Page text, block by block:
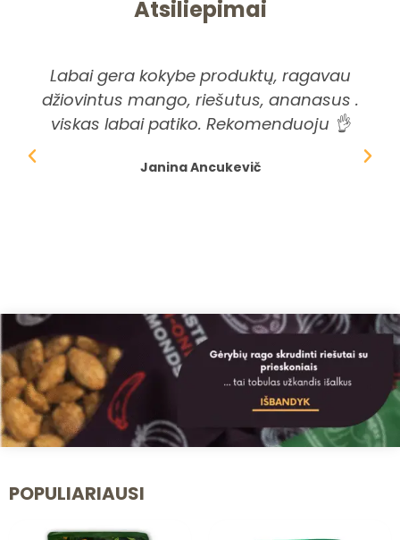
Atsiliepimai
Labai gera kokybe produktų, ragavau
džiovintus mango, riešutus, ananasus .
viskas labai patiko. Rekomenduoju 👌
Janina Ancukevič
POPULIARIAUSI